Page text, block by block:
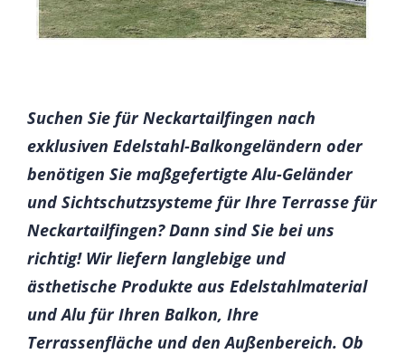
Suchen Sie für Neckartailfingen nach
exklusiven Edelstahl-Balkongeländern oder
benötigen Sie maßgefertigte Alu-Geländer
und Sichtschutzsysteme für Ihre Terrasse für
Neckartailfingen? Dann sind Sie bei uns
richtig! Wir liefern langlebige und
ästhetische Produkte aus Edelstahlmaterial
und Alu für Ihren Balkon, Ihre
Terrassenfläche und den Außenbereich. Ob